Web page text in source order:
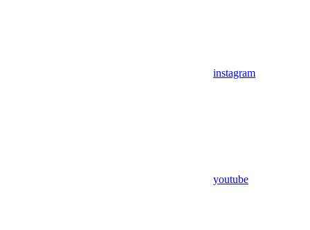
instagram
youtube